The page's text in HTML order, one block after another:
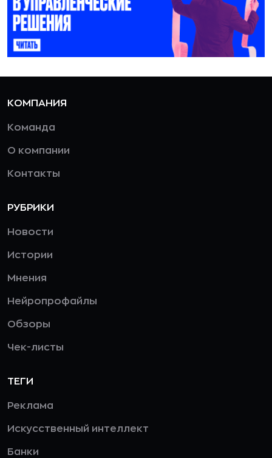
КОМПАНИЯ
Команда
О компании
Контакты
РУБРИКИ
Новости
Истории
Мнения
Нейропрофайлы
Обзоры
Чек-листы
ТЕГИ
Реклама
Искусственный интеллект
Банки